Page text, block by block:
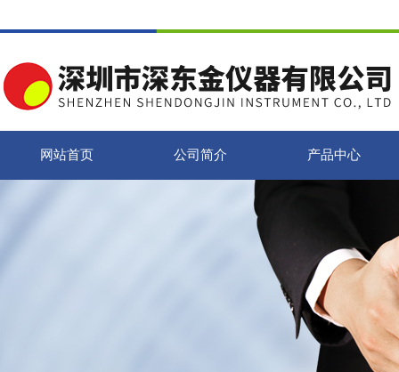
网站首页 公司简介 产品中心